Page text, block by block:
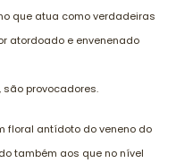
que atua como verdadeiras
atordoado e envenenado
provocadores.
floral antídoto do veneno do
também aos que no nível